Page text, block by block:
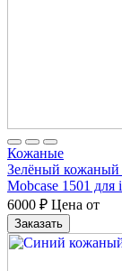
Кожаные
Зелёный кожаный
Mobcase 1501 для
6000 ₽ Цена от
Заказать